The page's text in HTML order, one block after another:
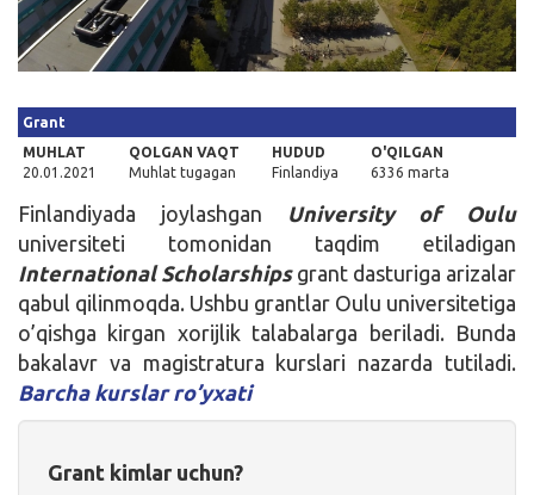
Grant
MUHLAT
20.01.2021
QOLGAN VAQT
Muhlat tugagan
HUDUD
Finlandiya
O'QILGAN
6336 marta
Finlandiyada joylashgan University of Oulu
universiteti tomonidan taqdim etiladigan
International Scholarships grant dasturiga arizalar
qabul qilinmoqda. Ushbu grantlar Oulu universitetiga
o’qishga kirgan xorijlik talabalarga beriladi. Bunda
bakalavr va magistratura kurslari nazarda tutiladi.
Barcha kurslar ro’yxati
Grant kimlar uchun?